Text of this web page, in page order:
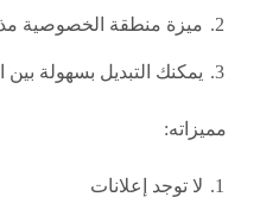
ميزة منطقة الخصوصية
يمكنك التبديل بسهولة بين
مميزاته:
لا توجد إعلانات